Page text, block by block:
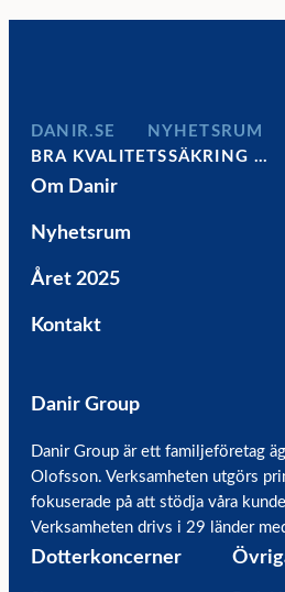
DANIR NYHETSRUM
BRA KVALITETSSÄKRING …
Om Danir
Nyhetsrum
Året 2025
Kontakt
Danir Group
Danir Group är ett familjeföretag
Olofsson. Verksamheten utgörs
fokuserade på att stödja våra
Verksamheten drivs i 29 länder
Dotterkoncerner